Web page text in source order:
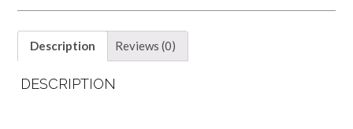
Description Reviews (0)
DESCRIPTION